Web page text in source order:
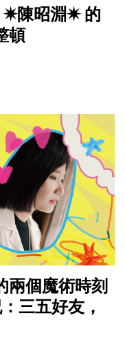
✷陳昭淵✷ 的
頓
兩個魔術時刻
三五好友，